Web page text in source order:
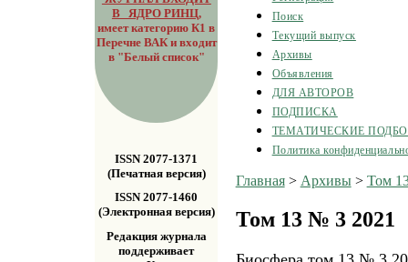
В ЯДРО РИНЦ,
имеет категорию К1 в
Перечне ВАК и входит
в "Белый список"
ISSN 2077-1371
(Печатная версия)
ISSN 2077-1460
(Электронная версия)
Редакция журнала
поддерживает
Поиск
Текущий выпуск
Архивы
Объявления
ДЛЯ АВТОРОВ
ПОДПИСКА
ТЕМАТИЧЕСКИЕ
Политика
Главная> Архивы> Том
Том 13 № 3 2021